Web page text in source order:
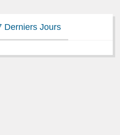
Derniers Jours